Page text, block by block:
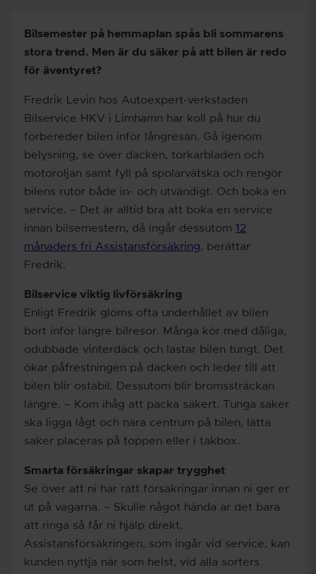
Bilsemester på hemmaplan spås bli sommarens
stora trend. Men är du säker på att bilen är redo
för äventyret?
Fredrik Levin hos Autoexpert-verkstaden
Bilservice HKV i Limhamn har koll på hur du
förbereder bilen inför långresan. Gå igenom
belysning, se över däcken, torkarbladen och
motoroljan samt fyll på spolarvätska och rengör
bilens rutor både in- och utvändigt. Och boka en
service. – Det är alltid bra att boka en service
innan bilsemestern, då ingår dessutom 12
månaders fri Assistansförsäkring, berättar
Fredrik.
Bilservice viktig livförsäkring
Enligt Fredrik glöms ofta underhållet av bilen
bort inför längre bilresor. Många kör med dåliga,
odubbade vinterdäck och lastar bilen tungt. Det
ökar påfrestningen på däcken och leder till att
bilen blir ostabil. Dessutom blir bromssträckan
längre. – Kom ihåg att packa säkert. Tunga saker
ska ligga lågt och nära centrum på bilen, lätta
saker placeras på toppen eller i takbox.
Smarta försäkringar skapar trygghet
Se över att ni har rätt försäkringar innan ni ger er
ut på vägarna. – Skulle något hända är det bara
att ringa så får ni hjälp direkt.
Assistansförsäkringen, som ingår vid service, kan
kunden nyttja när som helst, vid alla sorters